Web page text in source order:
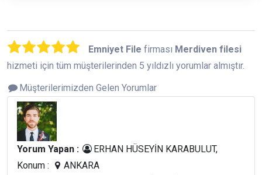
Emniyet File firması Merdiven filesi
hizmeti için tüm müşterilerinden 5 yıldızlı yorumlar almıştır.
Müşterilerimizden Gelen Yorumlar
Yorum Yapan :
ERHAN HÜSEYİN KARABULUT,
Konum :
ANKARA